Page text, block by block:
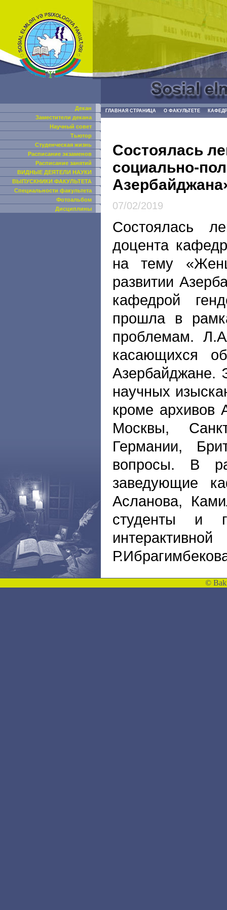
Декан
Заместители декана
Научный совет
Тьютор
Студенческая жизнь
Расписание экзаменов
Расписание занятий
ВИДНЫЕ ДЕЯТЕЛИ НАУКИ
ВЫПУСКНИКИ ФАКУЛЬТЕТА
Специальности факультета
Фотоальбом
Дисциплины
ГЛАВНАЯ СТРАНИЦА О ФАКУЛЬТЕТЕ
Состоялась
социально-
07/02/2019
Состоялась
доцента
на тему
развитии
кафедрой
прошла в
проблемам.
касающихся
научных
кроме архивов
Москвы,
Германии,
вопросы. В
заведующие
Асланова,
студенты и
©